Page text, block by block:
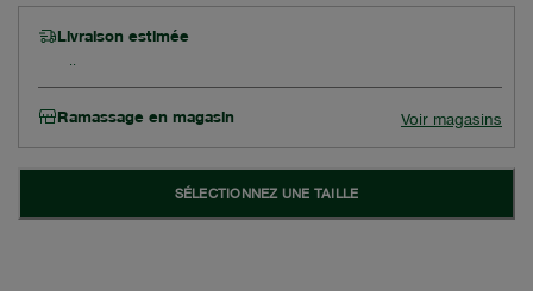
Livraison estimée
Ramassage en magasin Voir magasins
SÉLECTIONNEZ UNE TAILLE